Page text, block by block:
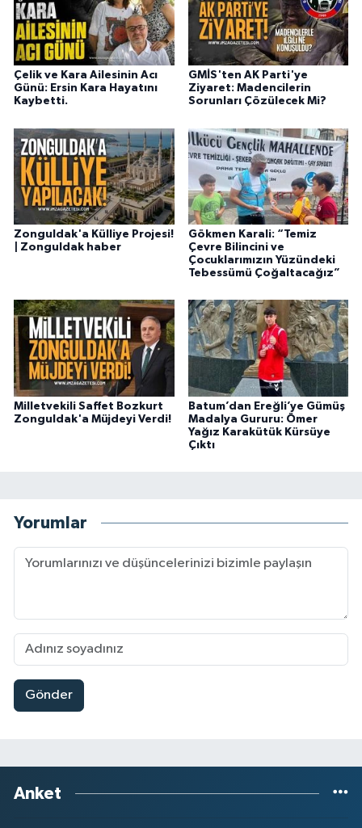
Çelik ve Kara Ailesinin Acı
Günü: Ersin Kara Hayatını
Kaybetti.
GMİS'ten AK Parti'ye
Ziyaret: Madencilerin
Sorunları Çözülecek Mi?
Zonguldak'a Külliye Projesi!
| Zonguldak haber
Gökmen Karali: “Temiz
Çevre Bilincini ve
Çocuklarımızın Yüzündeki
Tebessümü Çoğaltacağız”
Milletvekili Saffet Bozkurt
Zonguldak'a Müjdeyi Verdi!
Batum’dan Ereğli’ye Gümüş
Madalya Gururu: Ömer
Yağız Karakütük Kürsüye
Çıktı
Yorumlar
Gönder
Anket